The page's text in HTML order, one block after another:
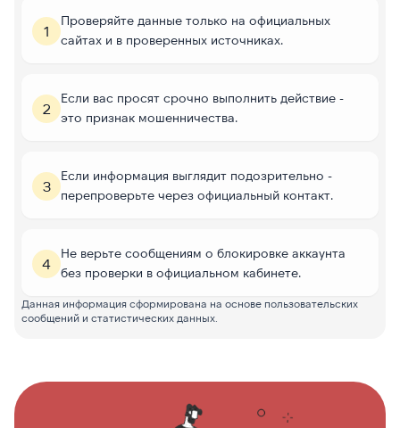
1
Проверяйте данные только на официальных
сайтах и в проверенных источниках.
2
Если вас просят срочно выполнить действие -
это признак мошенничества.
3
Если информация выглядит подозрительно -
перепроверьте через официальный контакт.
4
Не верьте сообщениям о блокировке аккаунта
без проверки в официальном кабинете.
Данная информация сформирована на основе пользовательских
сообщений и статистических данных.